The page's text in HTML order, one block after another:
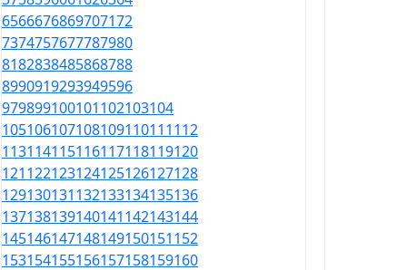
6566676869707172
7374757677787980
8182838485868788
8990919293949596
979899100101102103104
105106107108109110111112
113114115116117118119120
121122123124125126127128
129130131132133134135136
137138139140141142143144
145146147148149150151152
153154155156157158159160